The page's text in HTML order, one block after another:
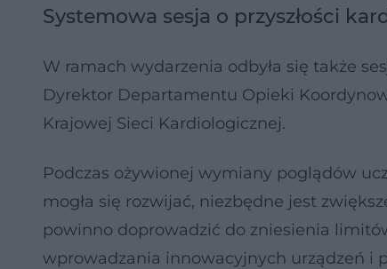
Systemowa sesja o przyszłości
W ramach wydarzenia odbyła się także
Dyrektor Departamentu Opieki
Krajowej Sieci Kardiologicznej.
Podczas ożywionej wymiany poglądów
mogła się rozwijać, niezbędne jest
powinno doprowadzić do zniesienia
wprowadzania innowacyjnych urządzeń i